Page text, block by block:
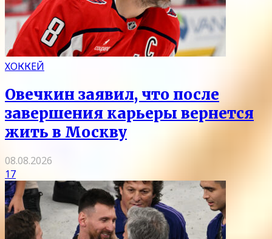
ХОККЕЙ
Овечкин заявил, что после
завершения карьеры вернется
жить в Москву
08.08.2026
17